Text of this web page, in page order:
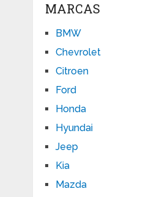
MARCAS
BMW
Chevrolet
Citroen
Ford
Honda
Hyundai
Jeep
Kia
Mazda